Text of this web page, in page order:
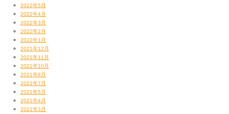
2022年5月
2022年4月
2022年3月
2022年2月
2022年1月
2021年12月
2021年11月
2021年10月
2021年8月
2021年7月
2021年5月
2021年4月
2021年3月